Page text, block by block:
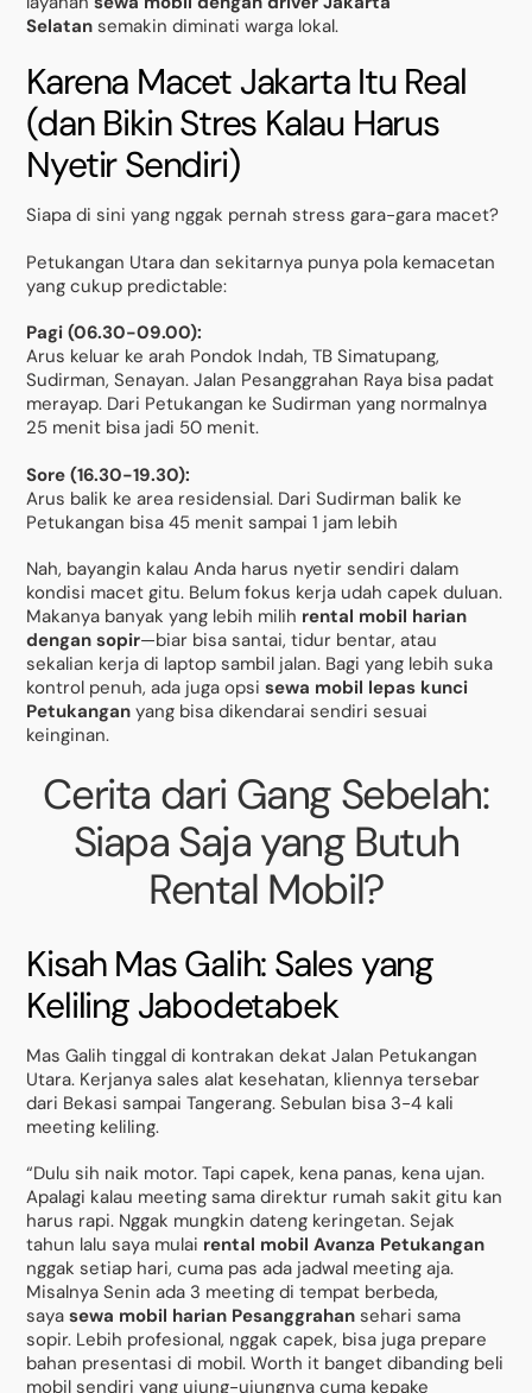
Selatan semakin diminati warga lokal.
Karena Macet Jakarta Itu Real
(dan Bikin Stres Kalau Harus
Nyetir Sendiri)
Siapa di sini yang nggak pernah stress gara-gara macet?
Petukangan Utara dan sekitarnya punya pola kemacetan
yang cukup predictable:
Pagi (06.30-09.00):
Arus keluar ke arah Pondok Indah, TB Simatupang,
Sudirman, Senayan. Jalan Pesanggrahan Raya bisa padat
merayap. Dari Petukangan ke Sudirman yang normalnya
25 menit bisa jadi 50 menit.
Sore (16.30-19.30):
Arus balik ke area residensial. Dari Sudirman balik ke
Petukangan bisa 45 menit sampai 1 jam lebih
Nah, bayangin kalau Anda harus nyetir sendiri dalam
kondisi macet gitu. Belum fokus kerja udah capek duluan.
Makanya banyak yang lebih milih rental mobil harian
dengan sopir—biar bisa santai, tidur bentar, atau
sekalian kerja di laptop sambil jalan. Bagi yang lebih suka
kontrol penuh, ada juga opsisewa mobil lepas kunci
Petukangan yang bisa dikendarai sendiri sesuai
keinginan.
Cerita dari Gang Sebelah:
Siapa Saja yang Butuh
Rental Mobil?
Kisah Mas Galih: Sales yang
Keliling Jabodetabek
Mas Galih tinggal di kontrakan dekat Jalan Petukangan
Utara. Kerjanya sales alat kesehatan, kliennya tersebar
dari Bekasi sampai Tangerang. Sebulan bisa 3-4 kali
meeting keliling.
“Dulu sih naik motor. Tapi capek, kena panas, kena ujan.
Apalagi kalau meeting sama direktur rumah sakit gitu kan
harus rapi. Nggak mungkin dateng keringetan. Sejak
tahun lalu saya mulai rental mobil Avanza Petukangan
nggak setiap hari, cuma pas ada jadwal meeting aja.
Misalnya Senin ada 3 meeting di tempat berbeda,
sayasewa mobil harian Pesanggrahan sehari sama
sopir. Lebih profesional, nggak capek, bisa juga prepare
bahan presentasi di mobil. Worth it banget dibanding beli
mobil sendiri yang ujung-ujungnya cuma kepake